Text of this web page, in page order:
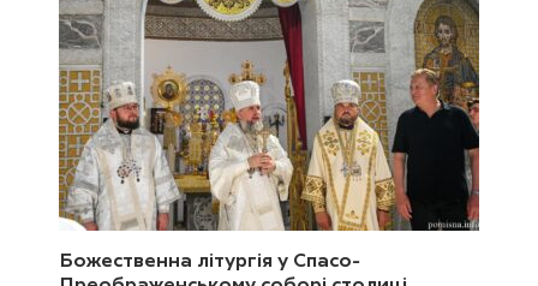
Божественна літургія у Спасо-